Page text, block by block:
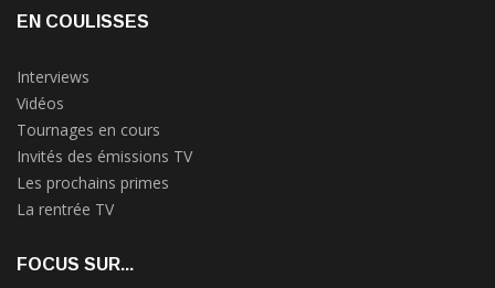
EN COULISSES
Interviews
Vidéos
Tournages en cours
Invités des émissions TV
Les prochains primes
La rentrée TV
FOCUS SUR...